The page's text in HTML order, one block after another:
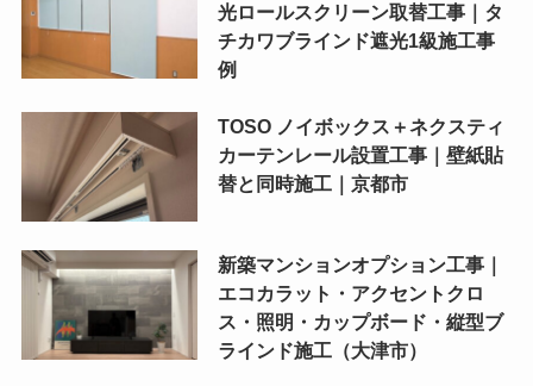
光ロールスクリーン取替工事｜タ
チカワブラインド遮光1級施工事
例
TOSO ノイボックス＋ネクスティ
カーテンレール設置工事｜壁紙貼
替と同時施工｜京都市
新築マンションオプション工事｜
エコカラット・アクセントクロ
ス・照明・カップボード・縦型ブ
ラインド施工（大津市）